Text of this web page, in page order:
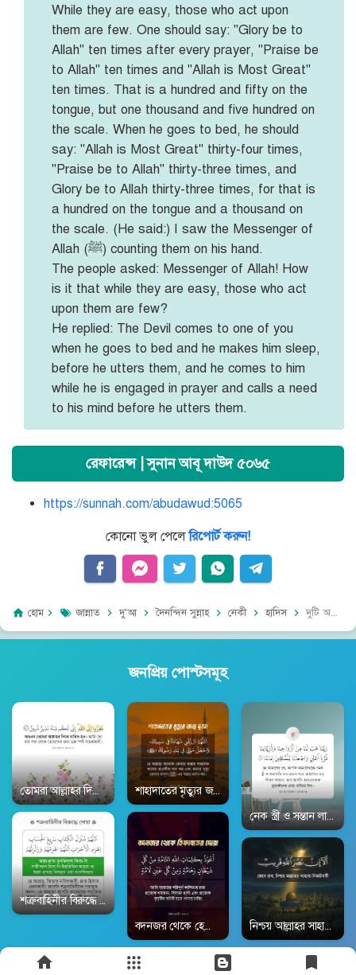
While they are easy, those who act upon
them are few. One should say: "Glory be to
Allah" ten times after every prayer, "Praise be
to Allah" ten times and "Allah is Most Great"
ten times. That is a hundred and fifty on the
tongue, but one thousand and five hundred on
the scale. When he goes to bed, he should
say: "Allah is Most Great" thirty-four times,
"Praise be to Allah" thirty-three times, and
Glory be to Allah thirty-three times, for that is
a hundred on the tongue and a thousand on
the scale. (He said:) I saw the Messenger of
Allah (ﷺ) counting them on his hand.
The people asked: Messenger of Allah! How
is it that while they are easy, those who act
upon them are few?
He replied: The Devil comes to one of you
when he goes to bed and he makes him sleep,
before he utters them, and he comes to him
while he is engaged in prayer and calls a need
to his mind before he utters them.
রেফারেন্স | সুনান আবূ দাউদ ৫০৬৫
https://sunnah.com/abudawud:5065
কোনো ভুল পেলেরিপোর্ট করুন!
হোম জান্নাত দু'আ দৈনন্দিন সুন্নাহ নেকী হাদিস দুটি অভ্যাসের প্রতি খেয়াল রাখলে জান্নাত | সুনান আবূ দাউদ ৫০৬৫ | Sunan-Abu-Dawood 5065
জনপ্রিয় পোস্টসমূহ
তোমরা আল্লাহর দিকে ধাবিত হও | সূরা আজ-যারিয়াত ৫১:৫০ | Surah Adh-
শত্রুবাহিনীর বিরুদ্ধে দোয়া | সহীহ বুখারী ২৯৩৩ | Sahih-Al-Bukhari 2933
শাহাদাতের মৃত্যুর জন্য দোয়া | সহীহ বুখারী ১৮৯০ |
বদনজর থেকে হেফাজতের দুআ | সহীহ বুখারী ৩৩৭১
নেক স্ত্রী ও সন্তান
নিশ্চয় আল্লাহর সাহায্য